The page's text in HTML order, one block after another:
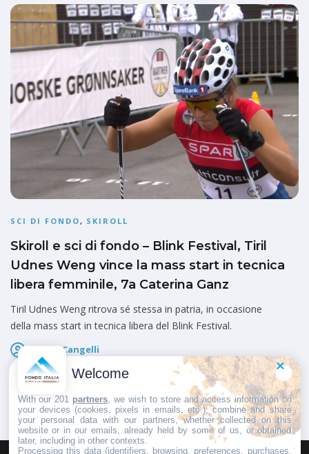
SCI DI FONDO, SKIROLL
Skiroll e sci di fondo – Blink Festival, Tiril
Udnes Weng vince la mass start in tecnica
libera femminile, 7a Caterina Ganz
Tiril Udnes Weng ritrova sé stessa in patria, in occasione
della mass start in tecnica libera del Blink Festival.
Marco Cangelli
Pubblicato il
Welcome
With our 201 partners , we wish to store and access information on
your devices (cookies, pixels in emails, etc.), combine and share
your personal data with our partners, whether collected on this
website or in our emails, already held by some of us, or obtained
later, including in other contexts.
Processing this data (identifiers, browsing, preferences, purchases,